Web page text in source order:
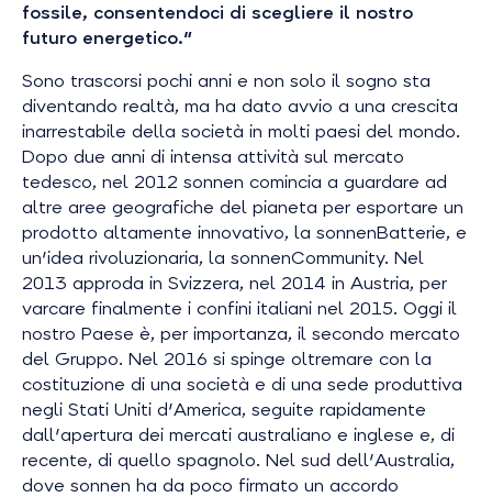
fossile, consentendoci di scegliere il nostro
futuro energetico."
Sono trascorsi pochi anni e non solo il sogno sta
diventando realtà, ma ha dato avvio a una crescita
inarrestabile della società in molti paesi del mondo.
Dopo due anni di intensa attività sul mercato
tedesco, nel 2012 sonnen comincia a guardare ad
altre aree geografiche del pianeta per esportare un
prodotto altamente innovativo, la sonnenBatterie, e
un'idea rivoluzionaria, la sonnenCommunity. Nel
2013 approda in Svizzera, nel 2014 in Austria, per
varcare finalmente i confini italiani nel 2015. Oggi il
nostro Paese è, per importanza, il secondo mercato
del Gruppo. Nel 2016 si spinge oltremare con la
costituzione di una società e di una sede produttiva
negli Stati Uniti d'America, seguite rapidamente
dall'apertura dei mercati australiano e inglese e, di
recente, di quello spagnolo. Nel sud dell'Australia,
dove sonnen ha da poco firmato un accordo